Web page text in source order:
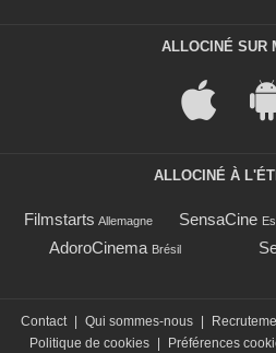
ALLOCINÉ SUR
ALLOCINÉ À
Filmstarts Allemagne SensaCine
AdoroCinema Brésil
Contact | Qui sommes-nous |
Politique de cookies | Préférences